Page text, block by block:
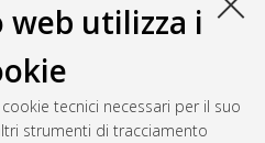
web utilizza i
tecnici necessari per il suo
strumenti di tracciamento